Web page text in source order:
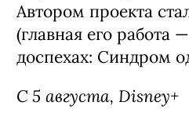
Сериал «Звездные
Девятый джедай» /
Presents - The Ninth